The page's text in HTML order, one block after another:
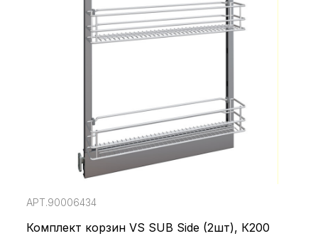
АРТ.90006434
Комплект корзин VS SUB Side (2шт), К200